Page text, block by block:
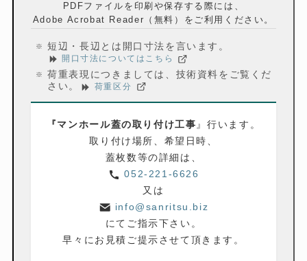
PDFファイルを印刷や保存する際には、
Adobe Acrobat Reader（無料）をご利用ください。
短辺・長辺とは開口寸法を言います。
開口寸法についてはこちら
荷重表現につきましては、技術資料をご覧くだ
さい。
荷重区分
『マンホール蓋の取り付け工事 』行います。
取り付け場所、希望日時、
蓋枚数等の詳細は、
052-221-6626
又は
info@sanritsu.biz
にてご指示下さい。
早々にお見積ご提示させて頂きます。